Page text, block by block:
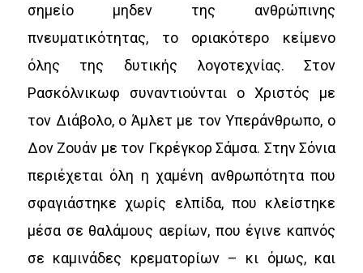
σημείο μηδεν της ανθρώπινης
πνευματικότητας, το οριακότερο κείμενο
όλης της δυτικής λογοτεχνίας. Στον
Ρασκόλνικωφ συναντιούνται ο Χριστός με
τον Διάβολο, ο Άμλετ με τον Υπεράνθρωπο, ο
Δον Ζουάν με τον Γκρέγκορ Σάμσα. Στην Σόνια
περιέχεται όλη η χαμένη ανθρωπότητα που
σφαγιάστηκε χωρίς ελπίδα, που κλείστηκε
μέσα σε θαλάμους αερίων, που έγινε καπνός
σε καμινάδες κρεματορίων – κι όμως, και